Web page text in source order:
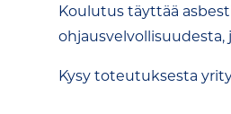
Koulutus täyttää
Kysy toteutuksesta